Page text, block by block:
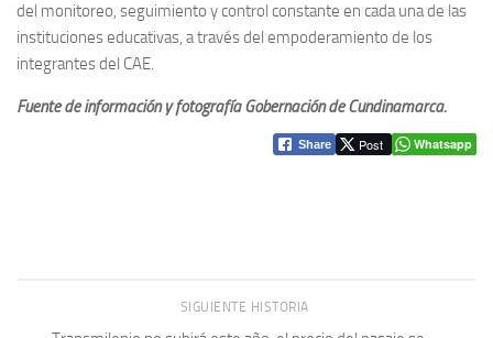
del monitoreo, seguimiento y control constante en cada una de las
instituciones educativas, a través del empoderamiento de los
integrantes del CAE.
Fuente de información y fotografía Gobernación de Cundinamarca.
Share Post Whatsapp
SIGUIENTE HISTORIA